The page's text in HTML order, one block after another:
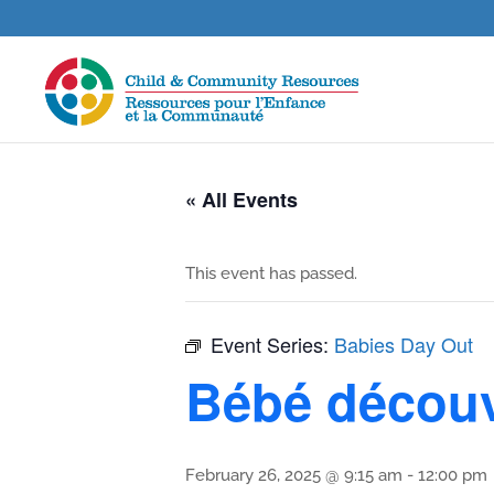
« All Events
This event has passed.
Event Series: Babies Day Out
Bébé
February 26, 2025 @ 9:15 am - 12:00 pm